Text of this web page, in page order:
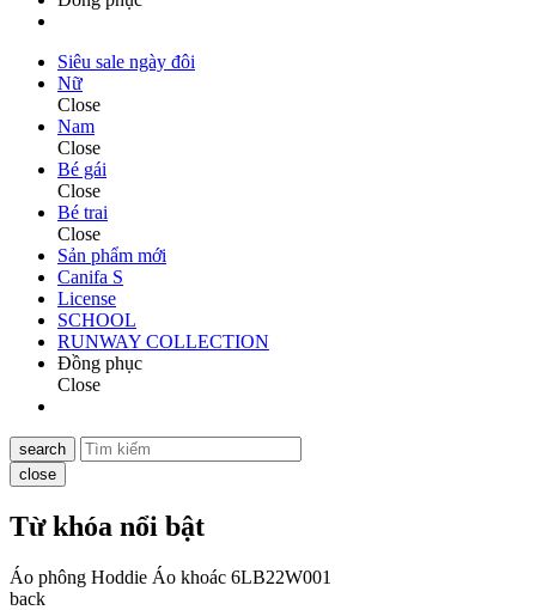
Siêu sale ngày đôi
Nữ
Close
Nam
Close
Bé gái
Close
Bé trai
Close
Sản phẩm mới
Canifa S
License
SCHOOL
RUNWAY COLLECTION
Đồng phục
Close
search
close
Từ khóa nổi bật
Áo phông Hoddie Áo khoác 6LB22W001
back